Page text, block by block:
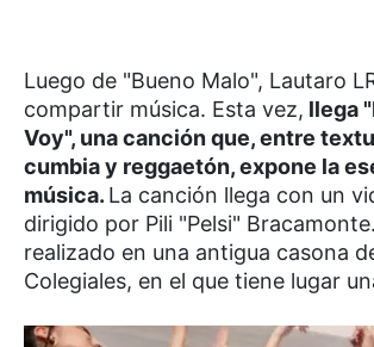
Luego de "Bueno Malo", Lautaro
compartir música. Esta vez, llega
Voy", una canción que, entre
cumbia y reggaetón, expone la
música. La canción llega con un
dirigido por Pili "Pelsi"
realizado en una antigua casona
Colegiales, en el que tiene lugar